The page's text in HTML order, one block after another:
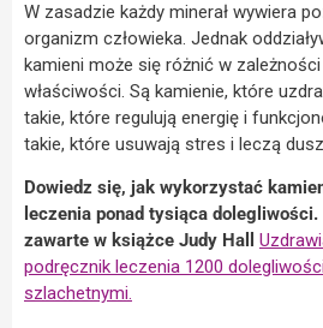
W zasadzie każdy minerał wywiera
organizm człowieka. Jednak
kamieni może się różnić w
właściwości. Są kamienie, które
takie, które regulują energię i
takie, które usuwają stres i leczą
Dowiedz się, jak wykorzystać
leczenia ponad tysiąca
zawarte w książce Judy Hall
podręcznik leczenia 1200
szlachetnymi.